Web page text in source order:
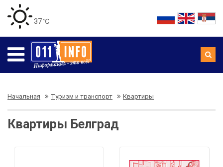
37 ℃
Начальная Туризм и транспорт Квартиры
Квартиры Белград